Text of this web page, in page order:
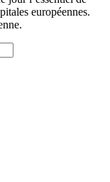
européennes.